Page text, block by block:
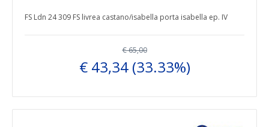
FS Ldn 24 309 FS livrea castano/isabella porta isabella ep. IV
€ 65,00
€ 43,34(33.33%)